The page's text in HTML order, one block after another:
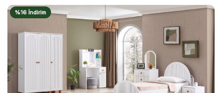
%16 İndirim